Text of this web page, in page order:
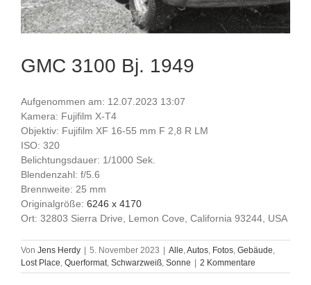
GMC 3100 Bj. 1949
Aufgenommen am: 12.07.2023 13:07
Kamera: Fujifilm X-T4
Objektiv: Fujifilm XF 16-55 mm F 2,8 R LM
ISO: 320
Belichtungsdauer: 1/1000 Sek.
Blendenzahl: f/5.6
Brennweite: 25 mm
Originalgröße: 6246 x 4170
Ort: 32803 Sierra Drive, Lemon Cove, California 93244, USA
Von Jens Herdy 5. November 2023 Alle,Autos, Fotos, Gebäude,
Lost Place, Querformat, Schwarzweiß, Sonne 2 Kommentare